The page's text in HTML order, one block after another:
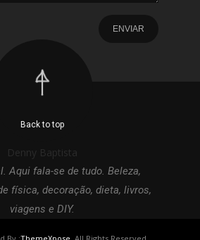
Back to top
Denny Baptista
Aqui fala-se de tudo. Beleza,
física, decoração, dieta, livros,
viagens e DIY.